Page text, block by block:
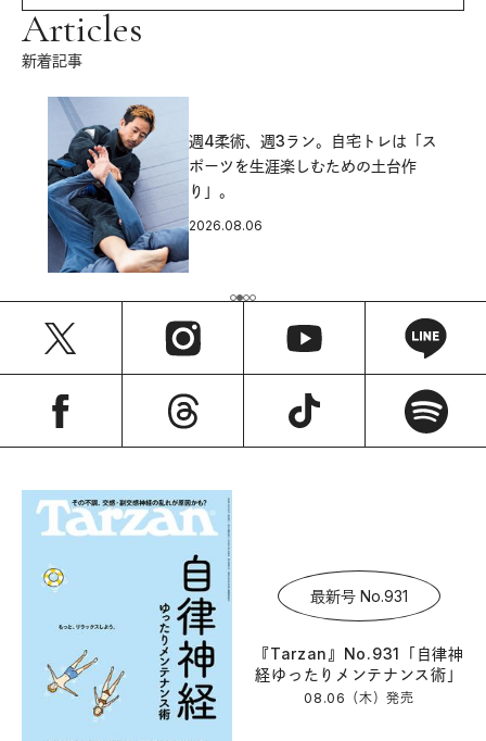
Articles
新着記事
週4柔術、週3ラン。自宅トレは「ス
ポーツを生涯楽しむための土台作
り」。
2026.08.06
最新号 No.931
『Tarzan』No.931「自律神
経ゆったりメンテナンス術」
08.06（木）発売